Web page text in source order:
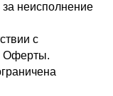
за неисполнение
с
Оферты.